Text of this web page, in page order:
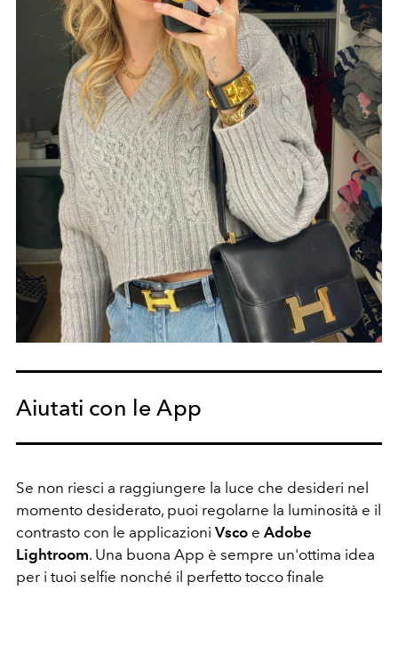
Aiutati con le App
Se non riesci a raggiungere la luce che desideri nel
momento desiderato, puoi regolarne la luminosità e il
contrasto con le applicazioni Vsco e Adobe
Lightroom. Una buona App è sempre un'ottima idea
per i tuoi selfie nonché il perfetto tocco finale